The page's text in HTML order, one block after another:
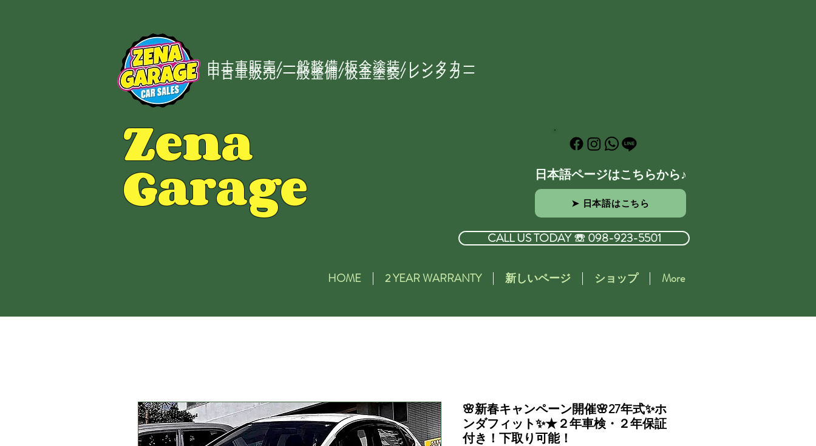
中古車販売/一般整備/板金塗装/レンタカー
中古車販売/一般整備/板金塗装/レンタカー
Zena
Garage 日本語ページはこちらから♪
➤ 日本語はこちら
CALL US TODAY ☏ 098-923-5501
HOME 2 YEAR WARRANTY 新しいページ ショップ More
🌸新春キャンペーン開催🌸27年式✨ホ
ンダフィット✨★２年車検・２年保証
付き！下取り可能！